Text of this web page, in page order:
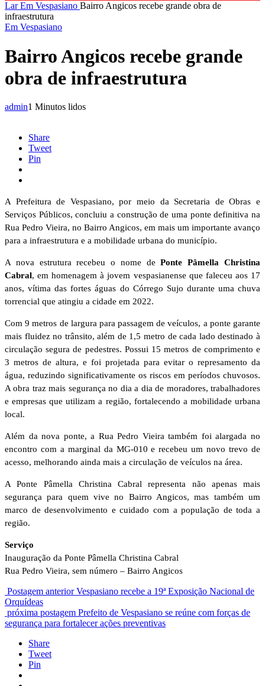
LarEm Vespasiano Bairro Angicos recebe grande obra de
infraestrutura
Em Vespasiano
Bairro Angicos recebe grande
obra de infraestrutura
admin1 Minutos lidos
Share
Tweet
Pin
A Prefeitura de Vespasiano, por meio da Secretaria de Obras e
Serviços Públicos, concluiu a construção de uma ponte definitiva na
Rua Pedro Vieira, no Bairro Angicos, em mais um importante avanço
para a infraestrutura e a mobilidade urbana do município.
A nova estrutura recebeu o nome dePonte Pâmella Christina
Cabral, em homenagem à jovem vespasianense que faleceu aos 17
anos, vítima das fortes águas do Córrego Sujo durante uma chuva
torrencial que atingiu a cidade em 2022.
Com 9 metros de largura para passagem de veículos, a ponte garante
mais fluidez no trânsito, além de 1,5 metro de cada lado destinado à
circulação segura de pedestres. Possui 15 metros de comprimento e
3 metros de altura, e foi projetada para evitar o represamento da
água, reduzindo significativamente os riscos em períodos chuvosos.
A obra traz mais segurança no dia a dia de moradores, trabalhadores
e empresas que utilizam a região, fortalecendo a mobilidade urbana
local.
Além da nova ponte, a Rua Pedro Vieira também foi alargada no
encontro com a marginal da MG-010 e recebeu um novo trevo de
acesso, melhorando ainda mais a circulação de veículos na área.
A Ponte Pâmella Christina Cabral representa não apenas mais
segurança para quem vive no Bairro Angicos, mas também um
marco de desenvolvimento e cuidado com a população de toda a
região.
Serviço
Inauguração da Ponte Pâmella Christina Cabral
Rua Pedro Vieira, sem número – Bairro Angicos
Postagem anterior Vespasiano recebe a 19ª Exposição Nacional de
Orquídeas
próxima postagem Prefeito de Vespasiano se reúne com forças de
segurança para fortalecer ações preventivas
Share
Tweet
Pin